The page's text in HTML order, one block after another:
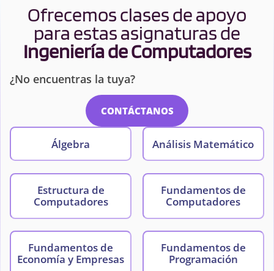
Ofrecemos clases de apoyo
para estas asignaturas de
Ingeniería de Computadores
¿No encuentras la tuya?
CONTÁCTANOS
Álgebra Análisis Matemático
Estructura de
Computadores
Fundamentos de
Computadores
Fundamentos de
Economía y Empresas
Fundamentos de
Programación